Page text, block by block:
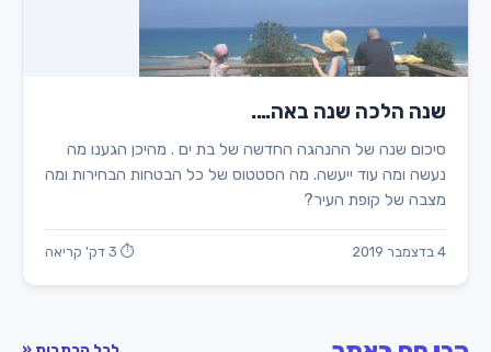
שנה הלכה שנה באה….
סיכום שנה של ההנהגה החדשה של בת ים . מהיכן הגענו מה
נעשה ומה עוד ייעשה. מה הסטטוס של כל הבטחות הבחירות ומה
מצבה של קופת העיר?
4 בדצמבר 2019 ⏱ 3 דק' קריאה